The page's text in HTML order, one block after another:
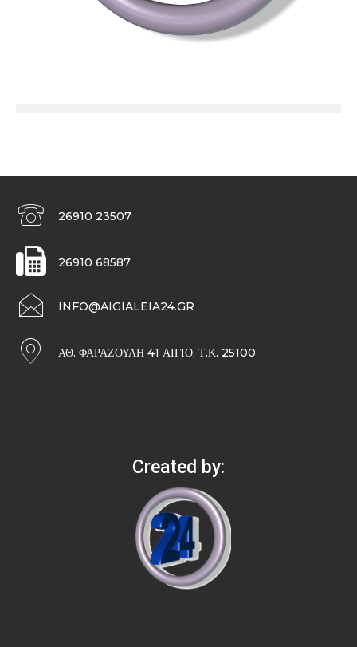
26910 23507
26910 68587
INFO@AIGIALEIA24.GR
ΑΘ. ΦΑΡΑΖΟΥΛΉ 41 ΑΊΓΙΟ, Τ.Κ. 25100
Created by: